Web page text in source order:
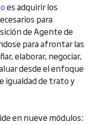
es adquirir los
para
de Agente de
para afrontar las
elaborar, negociar,
desde el enfoque
igualdad de trato y
en nueve módulos: